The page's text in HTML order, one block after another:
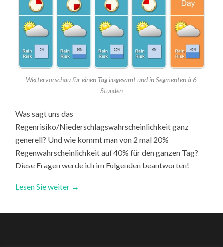
Wettervorschau für einen Tag insgesamt und in Segmenten à 6
Stunden
Was sagt uns das
Regenrisiko/Niederschlagswahrscheinlichkeit ganz
generell? Und wie kommt man von 2 mal 20%
Regenwahrscheinlichkeit auf 40% für den ganzen Tag?
Diese Fragen werde ich im Folgenden beantworten!
Lesen Sie weiter →